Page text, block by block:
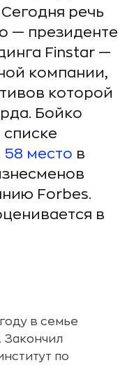
речь
— президенте
Finstar —
компании,
которой
Бойко
списке
58 место в
Forbes.
в
в семье
Закончил
по